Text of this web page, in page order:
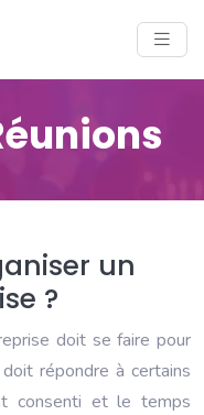
un
?
doit se faire pour
répondre à certains
consenti et le temps